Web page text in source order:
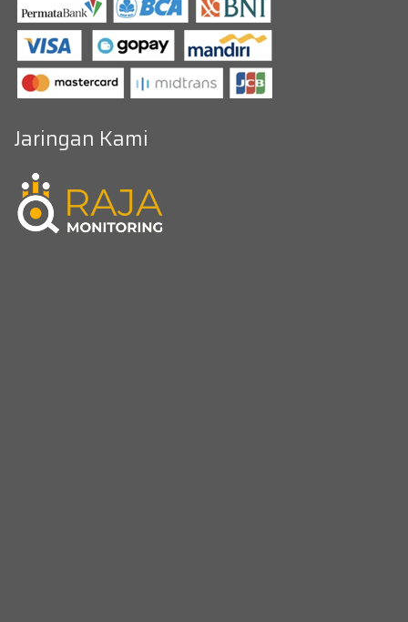
Jaringan Kami